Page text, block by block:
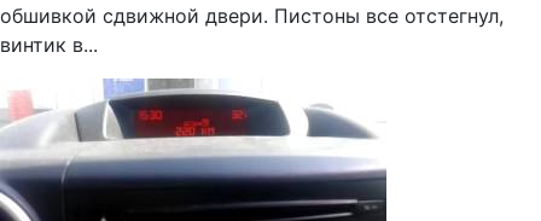
обшивкой сдвижной двери. Пистоны все отстегнул,
винтик в...